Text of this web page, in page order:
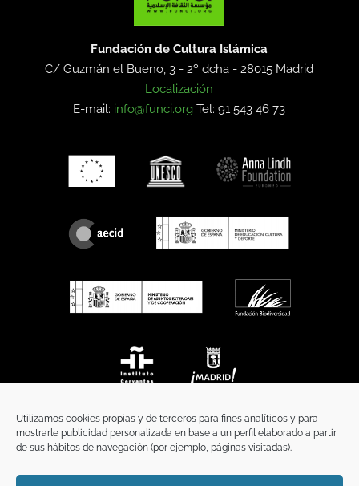
Utilizamos cookies propias y de terceros para fines analíticos y para
mostrarle publicidad personalizada en base a un perfil elaborado a partir
de sus hábitos de navegación (por ejemplo, páginas visitadas).
Fundación de Cultura Islámica
C/ Guzmán el Bueno, 3 - 2º dcha -28015 Madrid
Localización
E-mail: info@funci.org Tel: 91 543 46 73